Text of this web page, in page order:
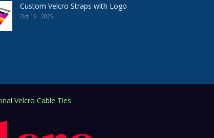
Custom Velcro Straps with Logo
Oct 15 - 2025
Velcro Cable Ties